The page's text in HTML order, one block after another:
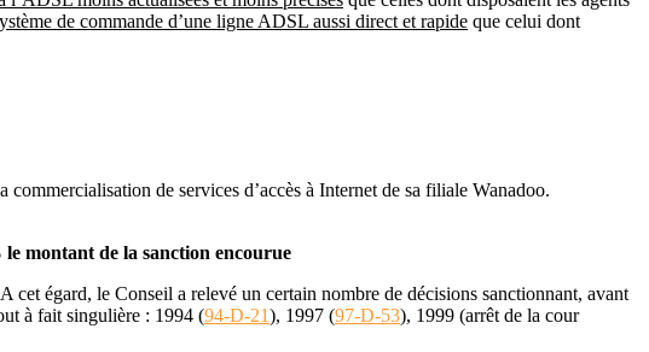
de commande d’une ligne ADSL aussi direct et rapide que celui dont
commercialisation de services d’accès à Internet de sa filiale Wanadoo.
montant de la sanction encourue
égard, le Conseil a relevé un certain nombre de décisions sanctionnant, avant
à fait singulière : 1994 (94-D-21), 1997 (97-D-53), 1999 (arrêt de la cour